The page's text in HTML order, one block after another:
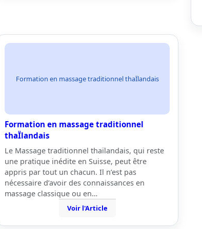
Formation en massage traditionnel thaÏlandais
Formation en massage traditionnel
thaÏlandais
Le Massage traditionnel thaïlandais, qui reste
une pratique inédite en Suisse, peut être
appris par tout un chacun. Il n’est pas
nécessaire d’avoir des connaissances en
massage classique ou en…
Voir l'Article